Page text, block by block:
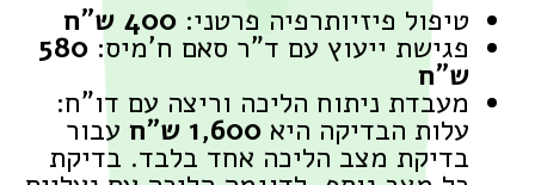
טיפול פיזיותרפיה פרטני:400 ש"ח
פגישת ייעוץ עם ד"ר סאם ח'מיס:580
ש"ח
מעבדת ניתוח הליכה וריצה עם דו"ח:
עלות הבדיקה היא1,600 ש״ח עבור
בדיקת מצב הליכה אחד בלבד. בדיקת